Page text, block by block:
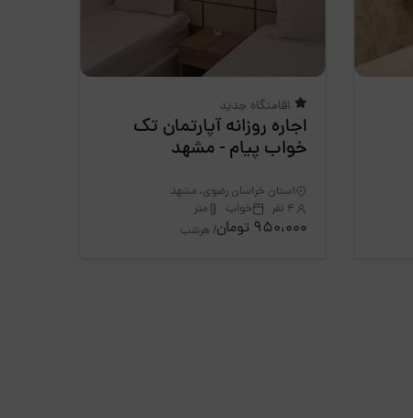
اقامتگاه جدید
اجاره روزانه آپارتمان تک
خواب پیام - مشهد
استان خراسان رضوی، مشهد
4 نفر
خواب متر
950،000 تومان / هرشب